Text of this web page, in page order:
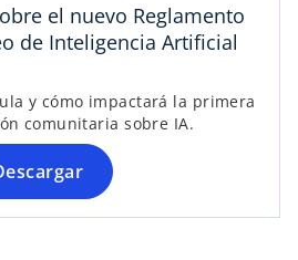
a
ñ
n
u
v
a
el nuevo Reglamento
de Inteligencia Artificial
y cómo impactará la primera
comunitaria sobre IA.
e
n
n
a
e